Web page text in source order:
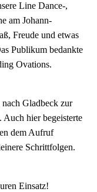
Line Dance-,
am Johann-
Freude und etwas
Publikum bedankte
Ovations.
Gladbeck zur
hier begeisterte
dem Aufruf
Schrittfolgen.
Einsatz!